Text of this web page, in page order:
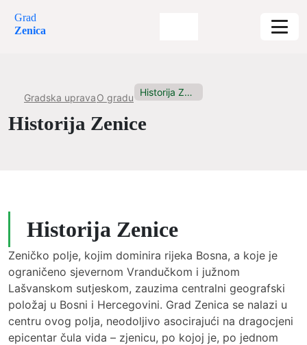
Grad
Zenica
Gradska upravaO gradu Historija Zenice
Historija Zenice
Historija Zenice
Zeničko polje, kojim dominira rijeka Bosna, a koje je
ograničeno sjevernom Vrandučkom i južnom
Lašvanskom sutjeskom, zauzima centralni geografski
položaj u Bosni i Hercegovini. Grad Zenica se nalazi u
centru ovog polja, neodoljivo asocirajući na dragocjeni
epicentar čula vida – zjenicu, po kojoj je, po jednom